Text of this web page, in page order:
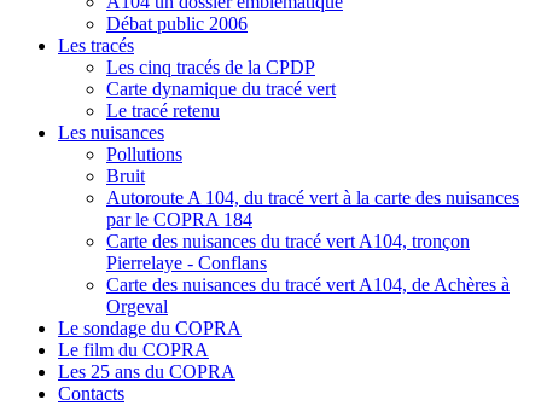
Débat public 2006
Les tracés
Les cinq tracés de la CPDP
Carte dynamique du tracé vert
Le tracé retenu
Les nuisances
Pollutions
Bruit
Autoroute A 104, du tracé vert à la carte des nuisances
par le COPRA 184
Carte des nuisances du tracé vert A104, tronçon
Pierrelaye - Conflans
Carte des nuisances du tracé vert A104, de Achères à
Orgeval
Le sondage du COPRA
Le film du COPRA
Les 25 ans du COPRA
Contacts